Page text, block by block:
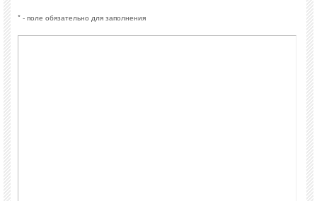
* - поле обязательно для заполнения